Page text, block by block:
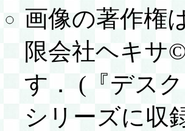
画像の著作権
限会社ヘキサ
す． (『デス
シリーズに収